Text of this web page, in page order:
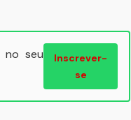
no seu
Inscrever-
se